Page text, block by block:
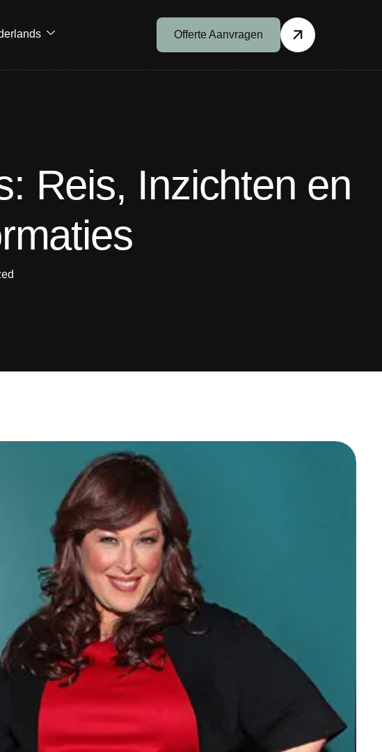
Offerte Aanvragen
Reis, Inzichten en